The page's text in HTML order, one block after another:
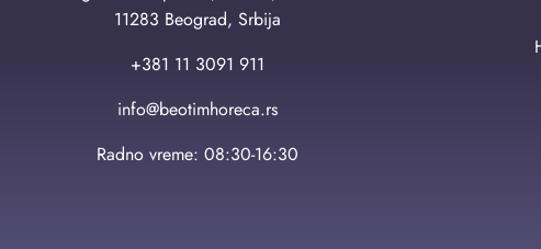
11283 Beograd, Srbija
+381 11 3091 911
info@beotimhoreca.rs
Radno vreme: 08:30-16:30